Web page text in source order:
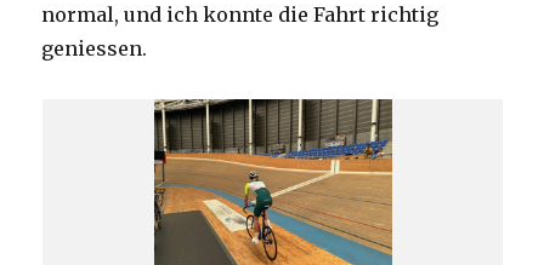
normal, und ich konnte die Fahrt richtig
geniessen.